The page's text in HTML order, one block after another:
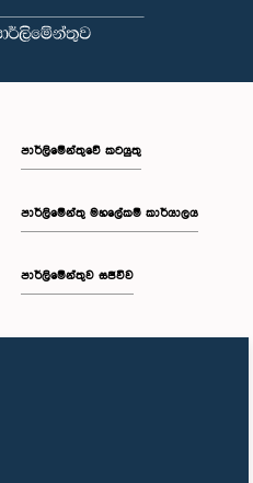
පාර්ලිමේන්තුවේ කටයුතු
පාර්ලිමේන්තු මහලේකම් කාර්යාලය
පාර්ලිමේන්තුව සජීවීව